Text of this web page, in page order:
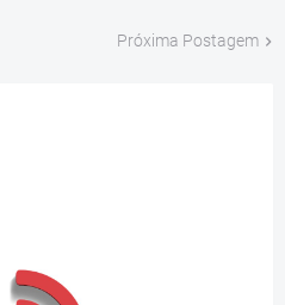
Próxima Postagem